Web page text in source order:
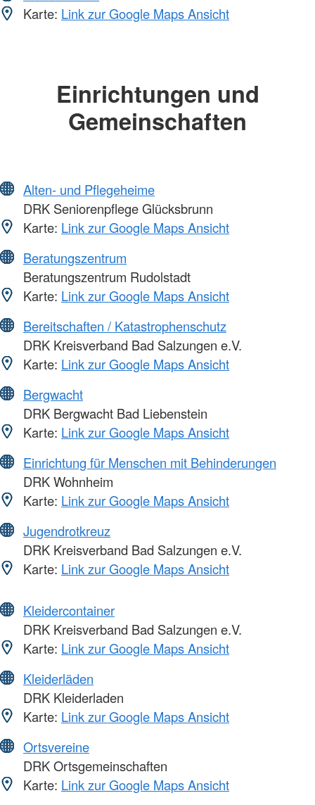
Karte: Link zur Google Maps Ansicht
Einrichtungen und
Gemeinschaften
Alten- und Pflegeheime
DRK Seniorenpflege Glücksbrunn
Karte: Link zur Google Maps Ansicht
Beratungszentrum
Beratungszentrum Rudolstadt
Karte: Link zur Google Maps Ansicht
Bereitschaften / Katastrophenschutz
DRK Kreisverband Bad Salzungen e.V.
Karte: Link zur Google Maps Ansicht
Bergwacht
DRK Bergwacht Bad Liebenstein
Karte: Link zur Google Maps Ansicht
Einrichtung für Menschen mit Behinderungen
DRK Wohnheim
Karte: Link zur Google Maps Ansicht
Jugendrotkreuz
DRK Kreisverband Bad Salzungen e.V.
Karte: Link zur Google Maps Ansicht
Kleidercontainer
DRK Kreisverband Bad Salzungen e.V.
Karte: Link zur Google Maps Ansicht
Kleiderläden
DRK Kleiderladen
Karte: Link zur Google Maps Ansicht
Ortsvereine
DRK Ortsgemeinschaften
Karte: Link zur Google Maps Ansicht